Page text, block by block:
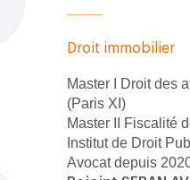
Droit immobilier
Master I Droit des
(Paris XI)
Master II Fiscalité
Institut de Droit
Avocat depuis